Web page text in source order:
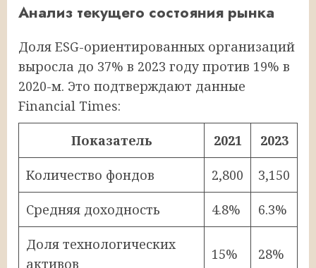
Анализ текущего состояния рынка
Доля ESG-ориентированных организаций
выросла до 37% в 2023 году против 19% в
2020-м. Это подтверждают данные
Financial Times:
Показатель 2021 2023
Количество фондов 2,800 3,150
Средняя доходность 4.8% 6.3%
Доля технологических
активов
15% 28%